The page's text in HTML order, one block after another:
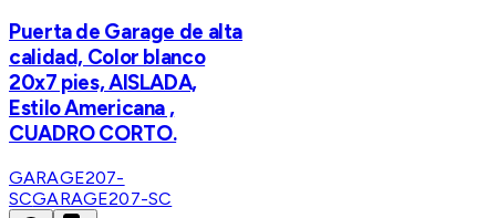
Puerta de Garage de alta
calidad, Color blanco
20x7 pies, AISLADA,
Estilo Americana ,
CUADRO CORTO.
GARAGE207-
SCGARAGE207-SC